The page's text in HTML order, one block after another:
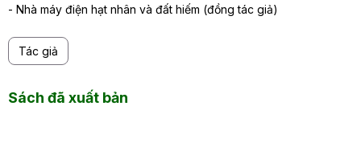
- Nhà máy điện hạt nhân và đất hiếm (đồng tác giả)
Tác giả
Sách đã xuất bản